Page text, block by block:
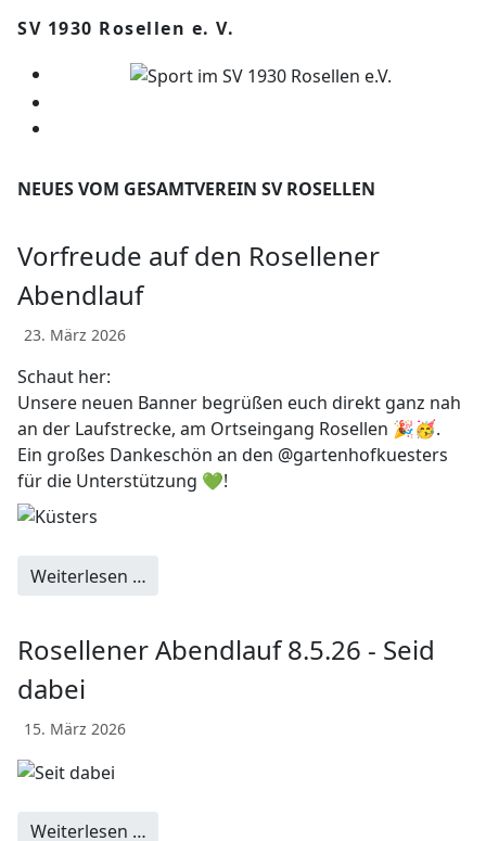
SV 1930 Rosellen e. V.
NEUES VOM GESAMTVEREIN SV ROSELLEN
Vorfreude auf den Rosellener
Abendlauf
23. März 2026
Schaut her:
Unsere neuen Banner begrüßen euch direkt ganz nah
an der Laufstrecke, am Ortseingang Rosellen 🎉🥳.
Ein großes Dankeschön an den @gartenhofkuesters
für die Unterstützung 💚!
Weiterlesen …
Rosellener Abendlauf 8.5.26 - Seid
dabei
15. März 2026
Weiterlesen …